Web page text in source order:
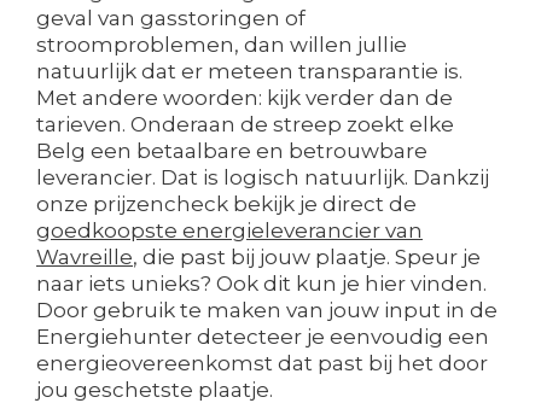
geval van gasstoringen of
stroomproblemen, dan willen jullie
natuurlijk dat er meteen transparantie is.
Met andere woorden: kijk verder dan de
tarieven. Onderaan de streep zoekt elke
Belg een betaalbare en betrouwbare
leverancier. Dat is logisch natuurlijk. Dankzij
onze prijzencheck bekijk je direct de
goedkoopste energieleverancier van
Wavreille, die past bij jouw plaatje. Speur je
naar iets unieks? Ook dit kun je hier vinden.
Door gebruik te maken van jouw input in de
Energiehunter detecteer je eenvoudig een
energieovereenkomst dat past bij het door
jou geschetste plaatje.